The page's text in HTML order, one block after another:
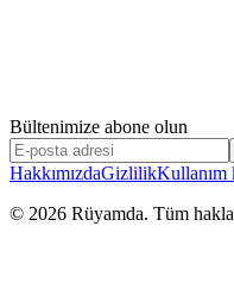
Bültenimize abone olun
HakkımızdaGizlilikKullanım
© 2026 Rüyamda. Tüm